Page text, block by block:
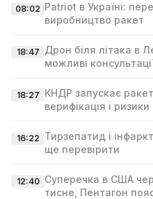
08:02 Patriot в Україні:
виробництво ракет
18:47 Дрон біля літака в
можливі
18:27 КНДР запускає
верифікація і ризики
16:22 Тирзепатид і
ще перевірити
12:40 Суперечка в США
тисне, Пентагон